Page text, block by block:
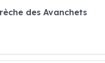
des Avanchets